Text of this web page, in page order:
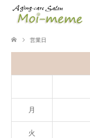
営業日
月
火